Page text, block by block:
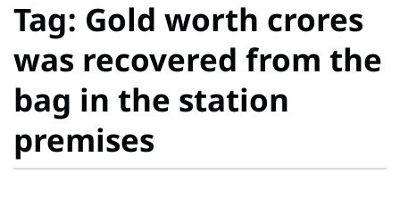
Tag: Gold worth crores
was recovered from the
bag in the station
premises